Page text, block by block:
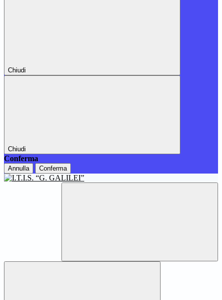
Chiudi
Chiudi
Conferma
Annulla Conferma